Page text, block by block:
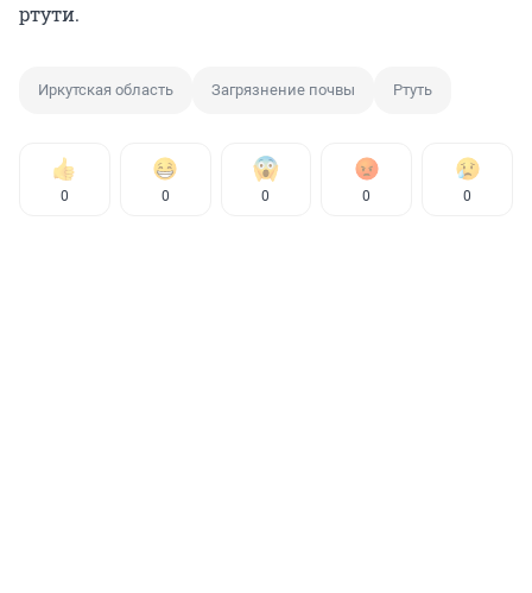
ртути.
Иркутская область Загрязнение почвы Ртуть
0 0 0 0 0